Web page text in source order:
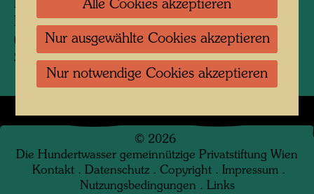
Donaukanal beim Rosenpark. Hintergr.
Roassauerlände und Friedensbrücke
(Brigittenauerbr.) Aufgenommen von Gerhardt
Schmied.
© 2026
Die Hundertwasser gemeinnützige Privatstiftung Wien
Kontakt . Datenschutz . Copyright . Impressum .
Nutzungsbedingungen . Links
Alle Cookies akzeptieren
Nur ausgewählte Cookies akzeptieren
Nur notwendige Cookies akzeptieren